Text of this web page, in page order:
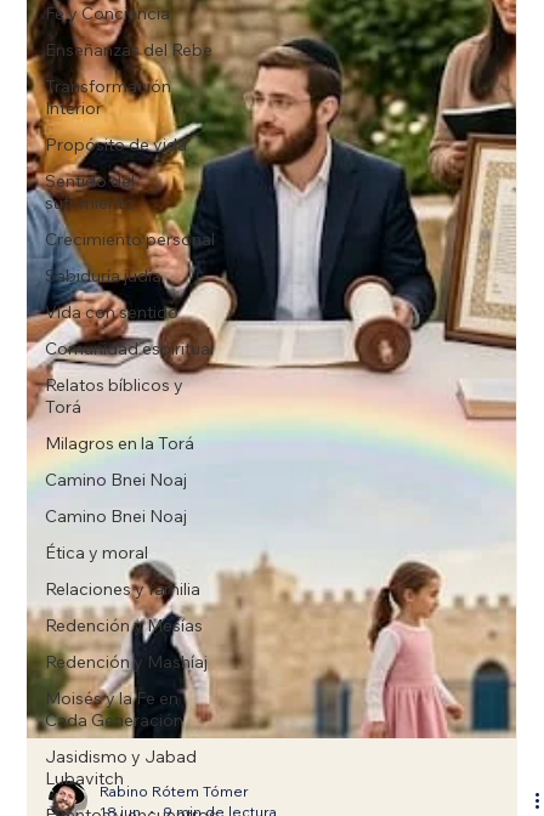
Fe y Conciencia
Enseñanzas del Rebe
Transformación
Interior
Propósito de vida
Sentido del
sufrimiento
Crecimiento personal
Sabiduría judía
Vida con sentido
Comunidad espiritual
Relatos bíblicos y
Torá
Milagros en la Torá
Camino Bnei Noaj
Camino Bnei Noaj
Ética y moral
Relaciones y familia
Redención y Mesías
Redención y Mashíaj
Moisés y la Fe en
Cada Generación
Jasidismo y Jabad
Lubavitch